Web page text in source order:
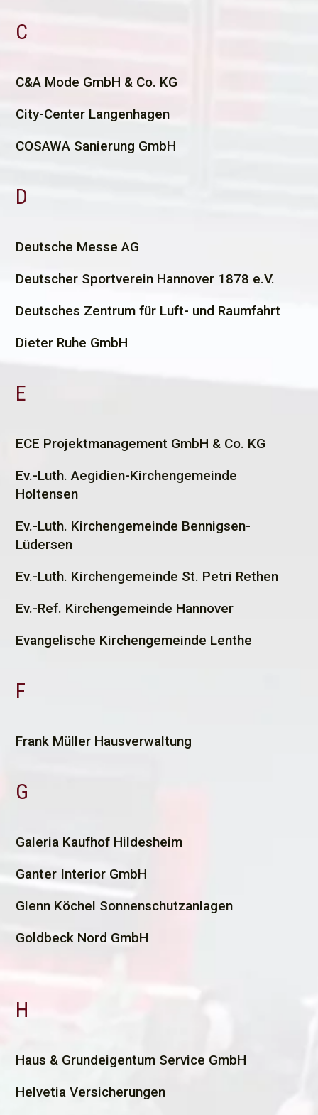
C
C&A Mode GmbH & Co. KG
City-Center Langenhagen
COSAWA Sanierung GmbH
D
Deutsche Messe AG
Deutscher Sportverein Hannover 1878 e.V.
Deutsches Zentrum für Luft- und Raumfahrt
Dieter Ruhe GmbH
E
ECE Projektmanagement GmbH & Co. KG
Ev.-Luth. Aegidien-Kirchengemeinde
Holtensen
Ev.-Luth. Kirchengemeinde Bennigsen-
Lüdersen
Ev.-Luth. Kirchengemeinde St. Petri Rethen
Ev.-Ref. Kirchengemeinde Hannover
Evangelische Kirchengemeinde Lenthe
F
Frank Müller Hausverwaltung
G
Galeria Kaufhof Hildesheim
Ganter Interior GmbH
Glenn Köchel Sonnenschutzanlagen
Goldbeck Nord GmbH
H
Haus & Grundeigentum Service GmbH
Helvetia Versicherungen